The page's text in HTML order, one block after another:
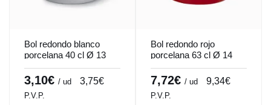
Bol redondo blanco
porcelana 40 cl Ø 13
cm Cafett Pro.mundi
3,10€ / ud 3,75€
P.V.P.
Bol redondo rojo
porcelana 63 cl Ø 14
cm Emotions Pro.mundi
7,72€ / ud 9,34€
P.V.P.